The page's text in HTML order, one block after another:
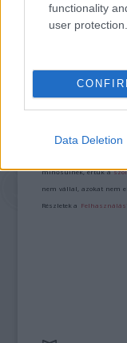
functionality
user protection.
Data Deletion
A bejegyzés
Kommentek:
minősülnek, értük a
nem vállal, azokat nem
Részletek a